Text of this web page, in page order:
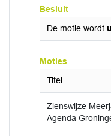
Besluit
De motie wordt
Moties
Titel
Zienswijze
Agenda